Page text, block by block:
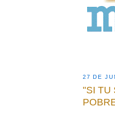
27 DE
"SI TU